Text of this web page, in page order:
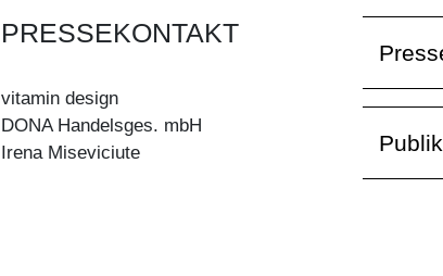
PRESSEKONTAKT
vitamin design
DONA Handelsges. mbH
Irena Miseviciute